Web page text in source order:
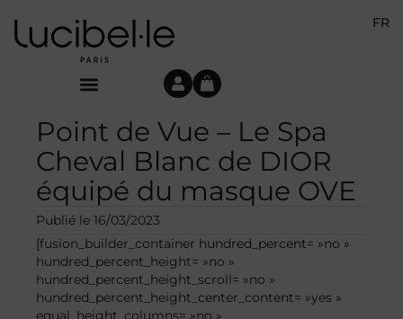
FR
Point de Vue – Le Spa
Cheval Blanc de DIOR
équipé du masque OVE
Publié le 16/03/2023
[fusion_builder_container hundred_percent= »no »
hundred_percent_height= »no »
hundred_percent_height_scroll= »no »
hundred_percent_height_center_content= »yes »
equal_height_columns= »no »